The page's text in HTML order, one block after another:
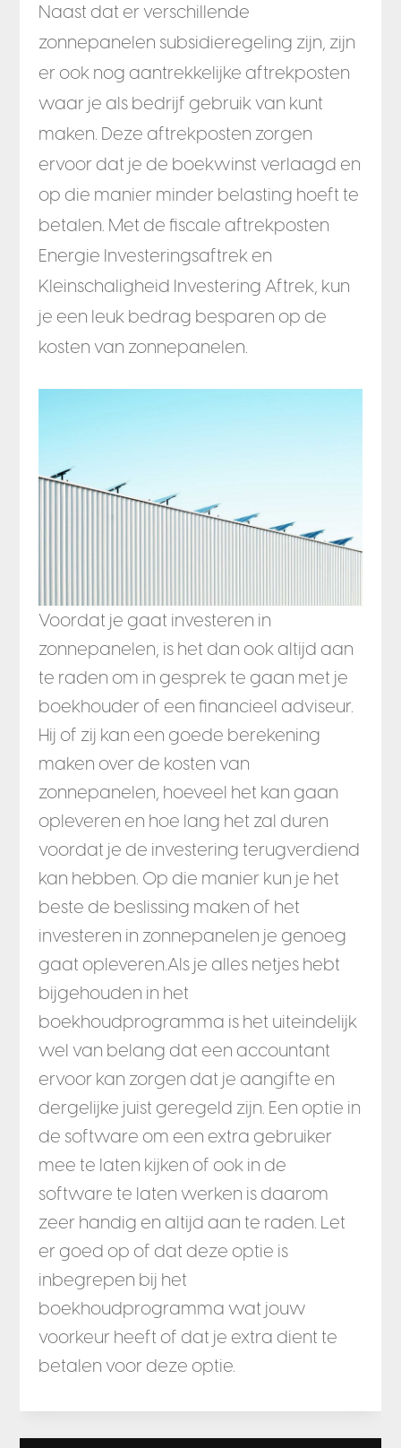
Naast dat er verschillende
zonnepanelen subsidieregeling zijn, zijn
er ook nog aantrekkelijke aftrekposten
waar je als bedrijf gebruik van kunt
maken. Deze aftrekposten zorgen
ervoor dat je de boekwinst verlaagd en
op die manier minder belasting hoeft te
betalen. Met de fiscale aftrekposten
Energie Investeringsaftrek en
Kleinschaligheid Investering Aftrek, kun
je een leuk bedrag besparen op de
kosten van zonnepanelen.
Voordat je gaat investeren in
zonnepanelen, is het dan ook altijd aan
te raden om in gesprek te gaan met je
boekhouder of een financieel adviseur.
Hij of zij kan een goede berekening
maken over de kosten van
zonnepanelen, hoeveel het kan gaan
opleveren en hoe lang het zal duren
voordat je de investering terugverdiend
kan hebben. Op die manier kun je het
beste de beslissing maken of het
investeren in zonnepanelen je genoeg
gaat opleveren.Als je alles netjes hebt
bijgehouden in het
boekhoudprogramma is het uiteindelijk
wel van belang dat een accountant
ervoor kan zorgen dat je aangifte en
dergelijke juist geregeld zijn. Een optie in
de software om een extra gebruiker
mee te laten kijken of ook in de
software te laten werken is daarom
zeer handig en altijd aan te raden. Let
er goed op of dat deze optie is
inbegrepen bij het
boekhoudprogramma wat jouw
voorkeur heeft of dat je extra dient te
betalen voor deze optie.